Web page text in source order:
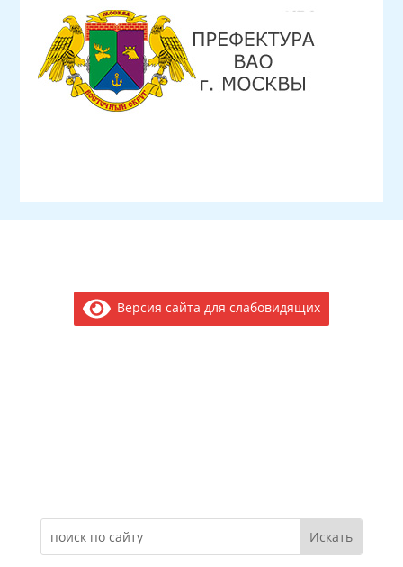
Версия сайта для слабовидящих